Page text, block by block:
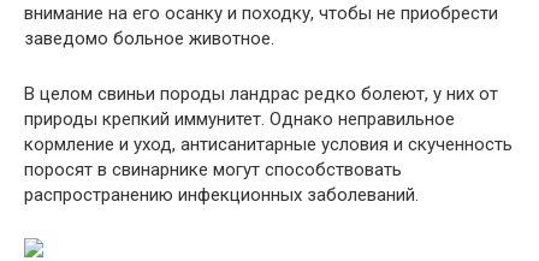
внимание на его осанку и походку, чтобы не приобрести
заведомо больное животное.
В целом свиньи породы ландрас редко болеют, у них от
природы крепкий иммунитет. Однако неправильное
кормление и уход, антисанитарные условия и скученность
поросят в свинарнике могут способствовать
распространению инфекционных заболеваний.